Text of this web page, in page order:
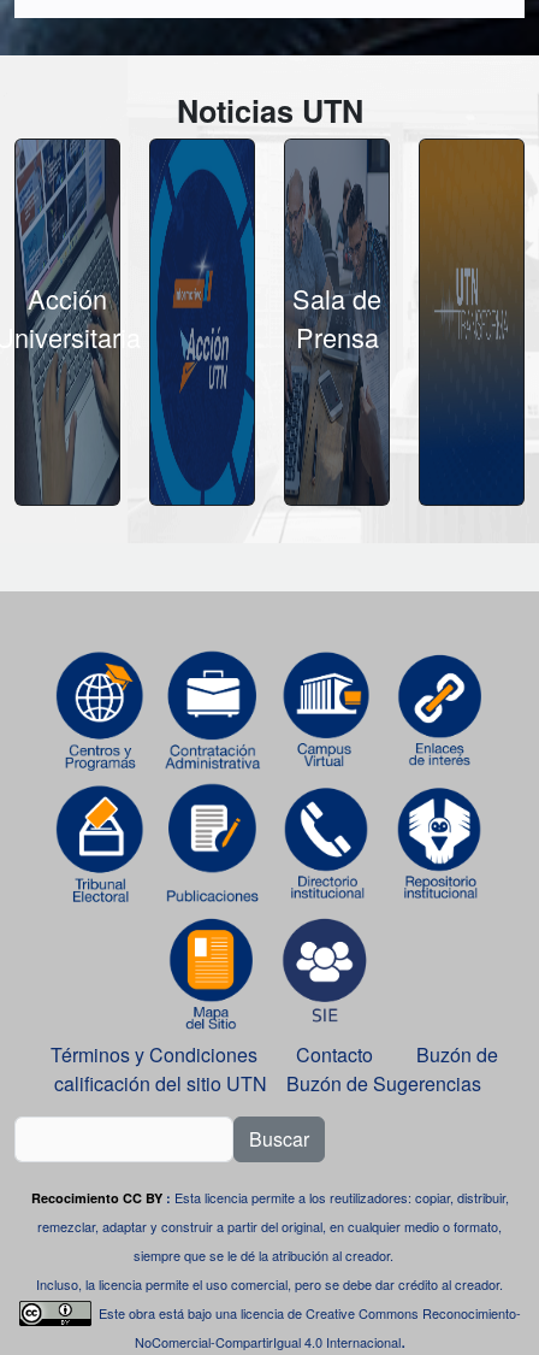
Noticias UTN
Acción
Sala de
Prensa
Términos y Condiciones Contacto
Buzón de
calificación del sitio UTN
Buzón de Sugerencias
Buscar
Recocimiento CC BY : Esta licencia permite a los reutilizadores: copiar, distribuir,
remezclar, adaptar y construir a partir del original, en cualquier medio o formato,
siempre que se le dé la atribución al creador.
Incluso, la licencia permite el uso comercial, pero se debe dar crédito al creador.
Este obra está bajo unalicencia de Creative Commons Reconocimiento-
NoComercial-CompartirIgual 4.0 Internacional.